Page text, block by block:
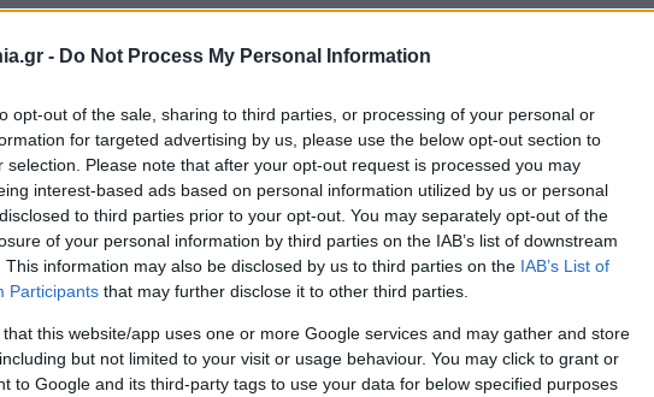
- Do Not Process My Personal Information
opt-out of the sale, sharing to third parties, or processing of your personal or
for targeted advertising by us, please use the below opt-out section to
selection. Please note that after your opt-out request is processed you may
interest-based ads based on personal information utilized by us or personal
to third parties prior to your opt-out. You may separately opt-out of the
of your personal information by third parties on the IAB’s list of downstream
This information may also be disclosed by us to third parties on the IAB’s List of
Participants that may further disclose it to other third parties.
that this website/app uses one or more Google services and may gather and store
but not limited to your visit or usage behaviour. You may click to grant or
to Google and its third-party tags to use your data for below specified purposes